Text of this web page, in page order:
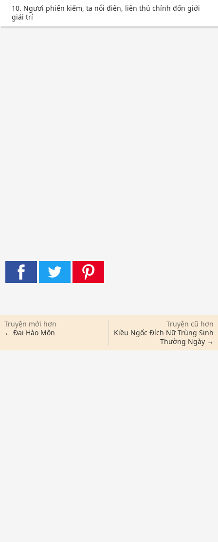
10. Ngươi phiến kiếm, ta nổi điên, liên thủ chỉnh đốn giới
giải trí
Truyện mới hơn
← Đại Hào Môn
Truyện cũ hơn
Kiều Ngốc Đích Nữ Trùng Sinh
Thường Ngày →